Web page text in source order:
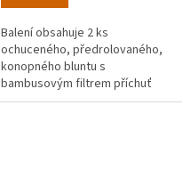
Balení obsahuje 2 ks
ochuceného, předrolovaného,
konopného bluntu s
bambusovým filtrem příchuť
Wonder (bezinka).